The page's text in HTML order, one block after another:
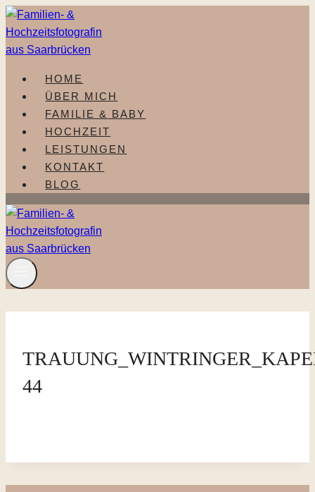
Zum
Inhalt
springen
HOME
ÜBER MICH
FAMILIE & BABY
HOCHZEIT
LEISTUNGEN
KONTAKT
BLOG
44